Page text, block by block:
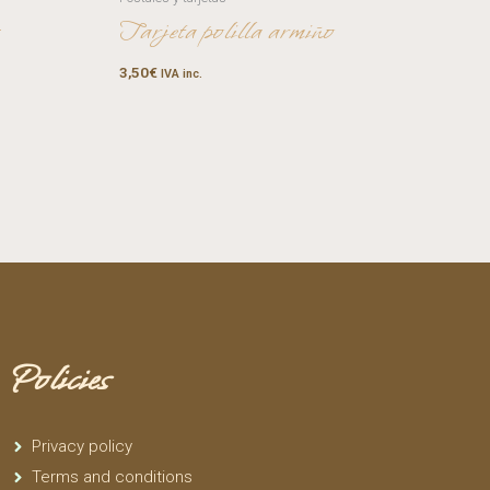
Tarjeta polilla armiño
3,50€ IVA inc.
Policies
Privacy policy
Terms and conditions